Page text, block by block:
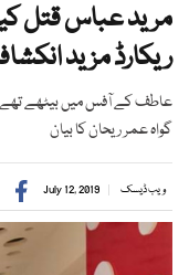
مرید عباس قتل
ریکارڈ مزید
عاطف کے آفس میں بیٹھے تھے
گواہ عمر ریحان کا بیان
ویب ڈیسک July 12, 2019